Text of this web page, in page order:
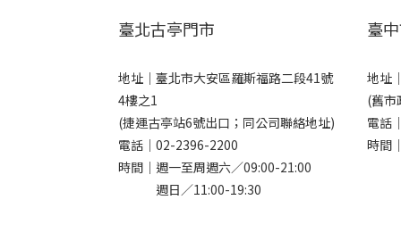
臺北古亭門市
地址｜ 臺北市大安區羅斯福路二段41號
4樓之1
(捷運古亭站6號出口；同公司聯絡地址)
電話｜ 02-2396-2200
時間｜週一至周週六／09:00-21:00
週日／11:00-19:30
臺
地址
(舊市
電話
時間